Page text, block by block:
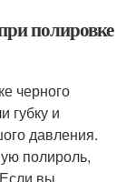
полировке
черного
губку и
давления.
полироль,